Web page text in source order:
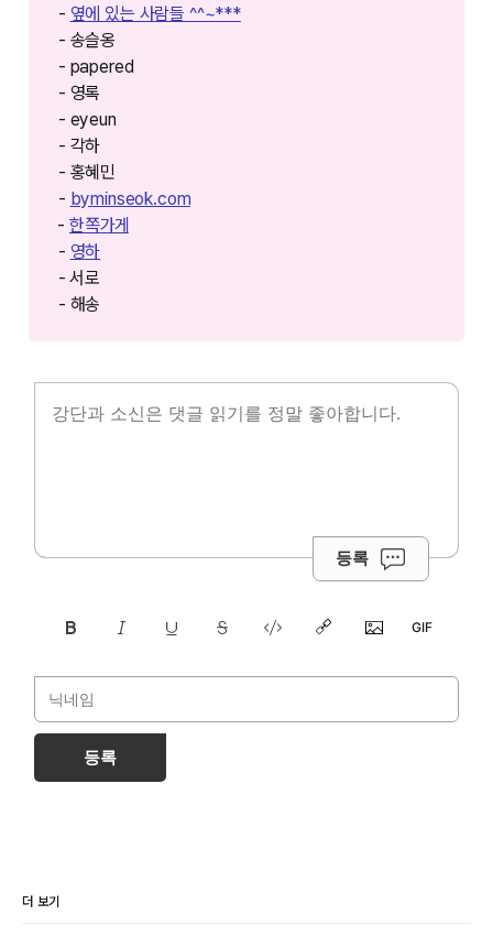
- 옆에 있는 사람들 ^^~***
- 송슬옹
- papered
- 영록
- eyeun
- 각하
- 홍혜민
- byminseok.com⁠⁠⁠
⁠⁠⁠⁠- 한쪽가게⁠⁠⁠⁠⁠⁠⁠⁠
- 영하
- ⁠⁠서로
- 해송
등록
등록
더 보기